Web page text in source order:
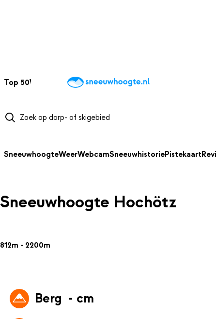
Top 50Webcams WintersportweerKaarten
SneeuwhoogteWeerWebcamSneeuwhistoriePistekaart
Sneeuwhoogte Hochötz
812m - 2200m
Berg - cm